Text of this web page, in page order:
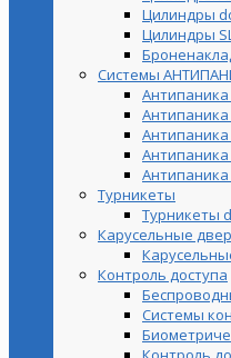
Цилиндры
Цилиндры
Системы
Антипаника
Антипаника
Антипаника
Антипаника
Турникеты
Турникеты
Карусельные
Контроль доступа
Системы